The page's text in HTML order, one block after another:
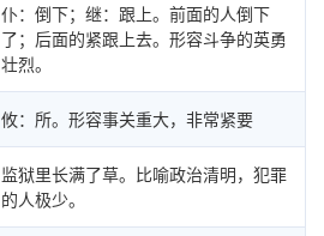
仆：倒下；继：跟上。前面的人倒下
了；后面的紧跟上去。形容斗争的英勇
壮烈。
攸：所。形容事关重大，非常紧要
监狱里长满了草。比喻政治清明，犯罪
的人极少。